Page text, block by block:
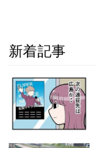
新着記事